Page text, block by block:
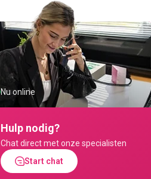
Nu online
Hulp nodig?
Chat direct met onze specialisten
Start chat